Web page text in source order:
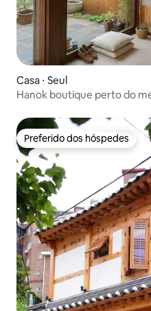
Casa ⋅ Seul
Hanok boutique perto do
Preferido dos hóspedes
Preferido dos hóspedes